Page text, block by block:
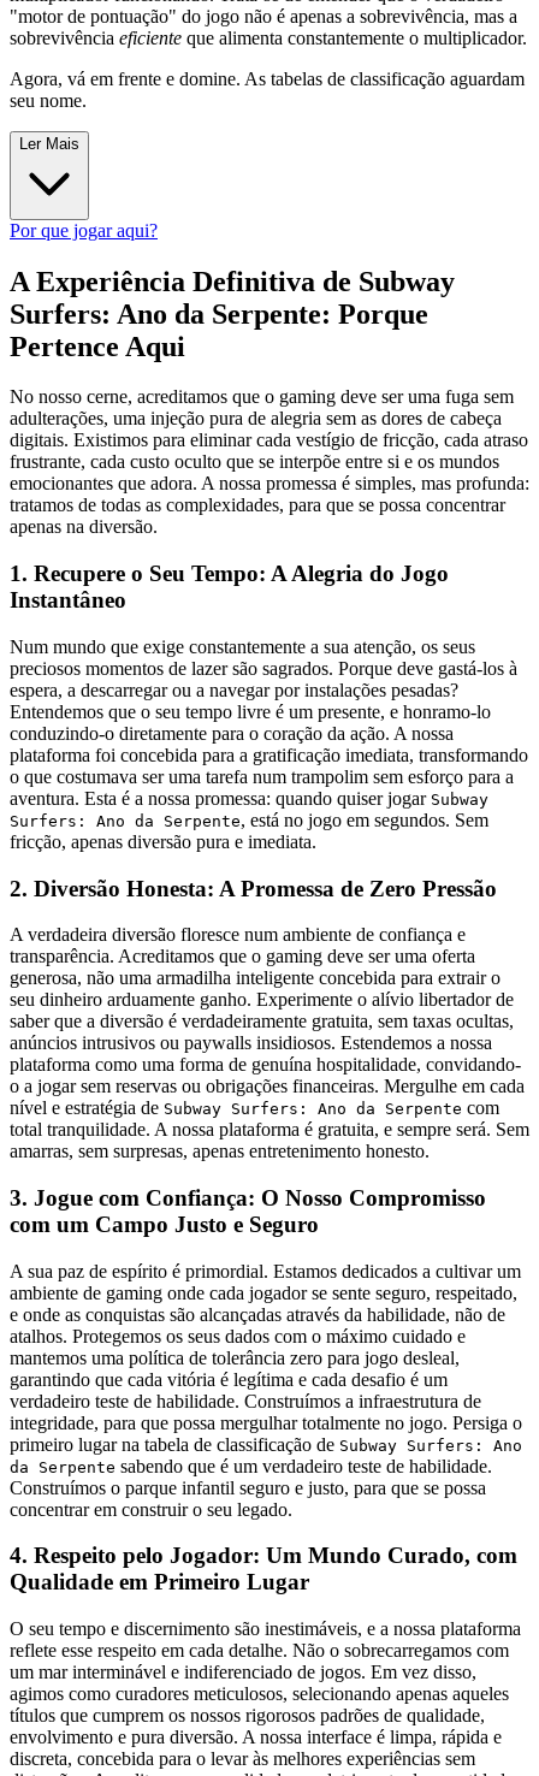
"motor de pontuação" do jogo não é apenas a sobrevivência, mas a
sobrevivência eficiente que alimenta constantemente o multiplicador.
Agora, vá em frente e domine. As tabelas de classificação aguardam
seu nome.
Ler Mais
Por que jogar aqui?
A Experiência Definitiva de Subway
Surfers: Ano da Serpente: Porque
Pertence Aqui
No nosso cerne, acreditamos que o gaming deve ser uma fuga sem
adulterações, uma injeção pura de alegria sem as dores de cabeça
digitais. Existimos para eliminar cada vestígio de fricção, cada atraso
frustrante, cada custo oculto que se interpõe entre si e os mundos
emocionantes que adora. A nossa promessa é simples, mas profunda:
tratamos de todas as complexidades, para que se possa concentrar
apenas na diversão.
1. Recupere o Seu Tempo: A Alegria do Jogo
Instantâneo
Num mundo que exige constantemente a sua atenção, os seus
preciosos momentos de lazer são sagrados. Porque deve gastá-los à
espera, a descarregar ou a navegar por instalações pesadas?
Entendemos que o seu tempo livre é um presente, e honramo-lo
conduzindo-o diretamente para o coração da ação. A nossa
plataforma foi concebida para a gratificação imediata, transformando
o que costumava ser uma tarefa num trampolim sem esforço para a
aventura. Esta é a nossa promessa: quando quiser jogar Subway
Surfers: Ano da Serpente, está no jogo em segundos. Sem
fricção, apenas diversão pura e imediata.
2. Diversão Honesta: A Promessa de Zero Pressão
A verdadeira diversão floresce num ambiente de confiança e
transparência. Acreditamos que o gaming deve ser uma oferta
generosa, não uma armadilha inteligente concebida para extrair o
seu dinheiro arduamente ganho. Experimente o alívio libertador de
saber que a diversão é verdadeiramente gratuita, sem taxas ocultas,
anúncios intrusivos ou paywalls insidiosos. Estendemos a nossa
plataforma como uma forma de genuína hospitalidade, convidando-
o a jogar sem reservas ou obrigações financeiras. Mergulhe em cada
nível e estratégia de Subway Surfers: Ano da Serpente com
total tranquilidade. A nossa plataforma é gratuita, e sempre será. Sem
amarras, sem surpresas, apenas entretenimento honesto.
3. Jogue com Confiança: O Nosso Compromisso
com um Campo Justo e Seguro
A sua paz de espírito é primordial. Estamos dedicados a cultivar um
ambiente de gaming onde cada jogador se sente seguro, respeitado,
e onde as conquistas são alcançadas através da habilidade, não de
atalhos. Protegemos os seus dados com o máximo cuidado e
mantemos uma política de tolerância zero para jogo desleal,
garantindo que cada vitória é legítima e cada desafio é um
verdadeiro teste de habilidade. Construímos a infraestrutura de
integridade, para que possa mergulhar totalmente no jogo. Persiga o
primeiro lugar na tabela de classificação de Subway Surfers: Ano
da Serpente sabendo que é um verdadeiro teste de habilidade.
Construímos o parque infantil seguro e justo, para que se possa
concentrar em construir o seu legado.
4. Respeito pelo Jogador: Um Mundo Curado, com
Qualidade em Primeiro Lugar
O seu tempo e discernimento são inestimáveis, e a nossa plataforma
reflete esse respeito em cada detalhe. Não o sobrecarregamos com
um mar interminável e indiferenciado de jogos. Em vez disso,
agimos como curadores meticulosos, selecionando apenas aqueles
títulos que cumprem os nossos rigorosos padrões de qualidade,
envolvimento e pura diversão. A nossa interface é limpa, rápida e
discreta, concebida para o levar às melhores experiências sem